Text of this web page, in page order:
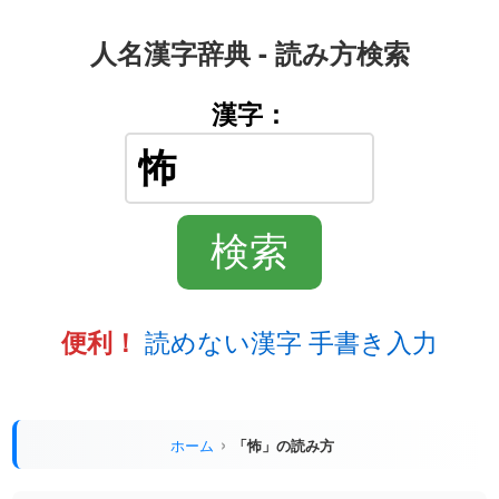
人名漢字辞典 - 読み方検索
漢字：
便利！ 読めない漢字 手書き入力
ホーム 「怖」の読み方